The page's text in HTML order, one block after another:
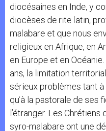
diocésaines en Inde, y
diocèses de rite latin,
malabare et que nous
religieux en Afrique, en
en Europe et en
ans, la limitation
sérieux problèmes tant
qu’à la pastorale de ses
l’étranger. Les Chrétiens
syro-malabare ont une